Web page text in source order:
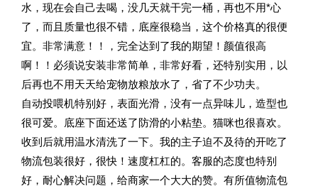
水，现在会自己去喝，没几天就干完一桶，再也不用*心
了，而且质量也很不错，底座很稳当，这个价格真的很便
宜。非常满意！！，完全达到了我的期望！颜值很高
啊！！必须说安装非常简单，非常好看，还特别实用，以
后再也不用天天给宠物放粮放水了，省了不少功夫。
自动投喂机特别好，表面光滑，没有一点异味儿，造型也
很可爱。底座下面还送了防滑的小粘垫。猫咪也很喜欢。
收到后就用温水清洗了一下。我的主子迫不及待的开吃了
物流包装很好，很快！速度杠杠的。客服的态度也特别
好，耐心解决问题，给商家一个大大的赞。有所值物流包